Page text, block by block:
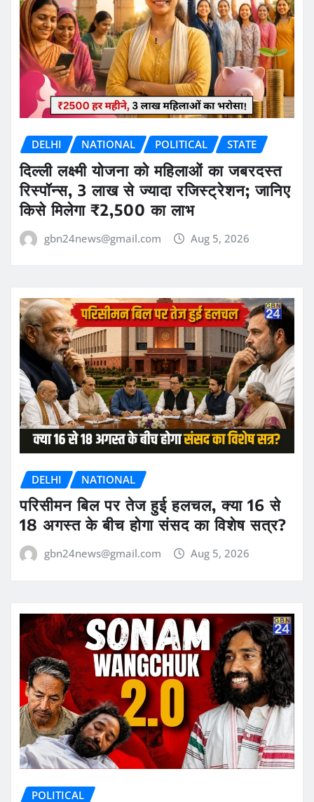
DELHI NATIONAL POLITICAL STATE
दिल्ली लक्ष्मी योजना को महिलाओं का जबरदस्त
रिस्पॉन्स, 3 लाख से ज्यादा रजिस्ट्रेशन; जानिए
किसे मिलेगा ₹2,500 का लाभ
gbn24news@gmail.com Aug 5, 2026
DELHI NATIONAL
परिसीमन बिल पर तेज हुई हलचल, क्या 16 से
18 अगस्त के बीच होगा संसद का विशेष सत्र?
gbn24news@gmail.com Aug 5, 2026
POLITICAL